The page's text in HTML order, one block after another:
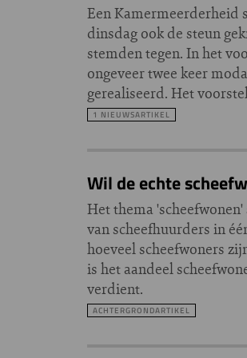
Een Kamermeerderheid
dinsdag ook de steun
stemden tegen. In het
ongeveer twee keer
gerealiseerd. Het
1 NIEUWSARTIKEL
Wil de echte
Het thema
van scheefhuurders in
hoeveel scheefwoners
is het aandeel
verdient.
ACHTERGRONDARTIKEL